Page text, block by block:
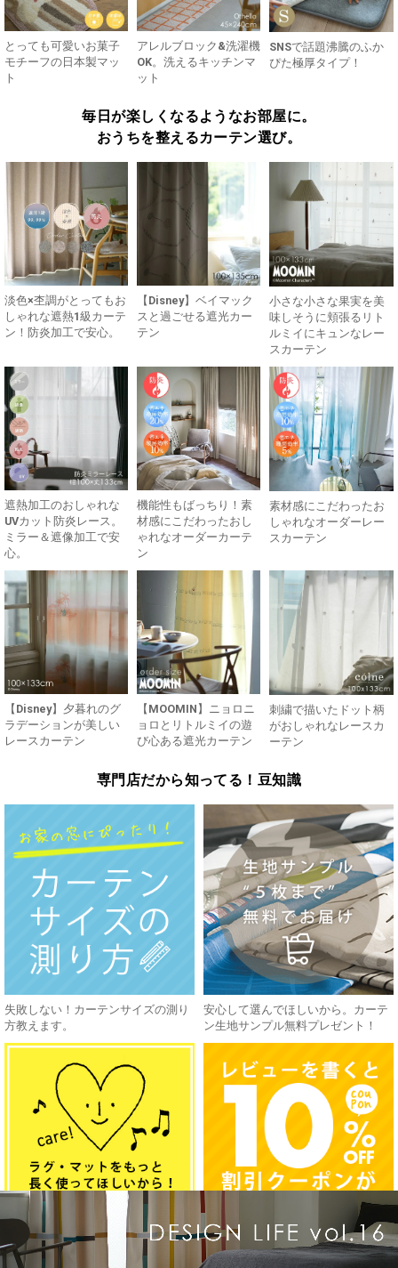
とっても可愛いお菓子
モチーフの日本製マッ
ト
アレルブロック&洗濯機
OK。洗えるキッチンマ
ット
SNSで話題沸騰のふか
ぴた極厚タイプ！
毎日が楽しくなるようなお部屋に。
おうちを整えるカーテン選び。
淡色×杢調がとってもお
しゃれな遮熱1級カーテ
ン！防炎加工で安心。
【Disney】ベイマック
スと過ごせる遮光カー
テン
小さな小さな果実を美
味しそうに頬張るリト
ルミイにキュンなレー
スカーテン
遮熱加工のおしゃれな
UVカット防炎レース。
ミラー＆遮像加工で安
心。
機能性もばっちり！素
材感にこだわったおし
ゃれなオーダーカーテ
ン
素材感にこだわったお
しゃれなオーダーレー
スカーテン
【Disney】夕暮れのグ
ラデーションが美しい
レースカーテン
【MOOMIN】ニョロニ
ョロとリトルミイの遊
び心ある遮光カーテン
刺繍で描いたドット柄
がおしゃれなレースカ
ーテン
専門店だから知ってる！豆知識
失敗しない！カーテンサイズの測り
方教えます。
安心して選んでほしいから。カーテ
ン生地サンプル無料プレゼント！
知ると便利！ラグマットのお手入れ
方法
レビュー投稿で次回使えるクーポン
プレゼント！